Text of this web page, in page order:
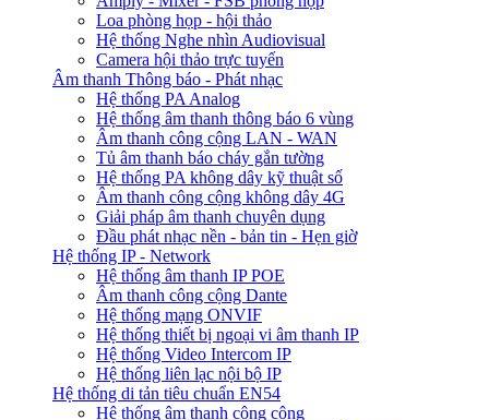
Loa phòng họp - hội thảo
Hệ thống Nghe nhìn Audiovisual
Camera hội thảo trực tuyến
Âm thanh Thông báo - Phát nhạc
Hệ thống PA Analog
Hệ thống âm thanh thông báo 6 vùng
Âm thanh công cộng LAN - WAN
Tủ âm thanh báo cháy gắn tường
Hệ thống PA không dây kỹ thuật số
Âm thanh công cộng không dây 4G
Giải pháp âm thanh chuyên dụng
Đầu phát nhạc nền - bản tin - Hẹn giờ
Hệ thống IP - Network
Hệ thống âm thanh IP POE
Âm thanh công cộng Dante
Hệ thống mạng ONVIF
Hệ thống thiết bị ngoại vi âm thanh IP
Hệ thống Video Intercom IP
Hệ thống liên lạc nội bộ IP
Hệ thống di tản tiêu chuẩn EN54
Hệ thống âm thanh công cộng